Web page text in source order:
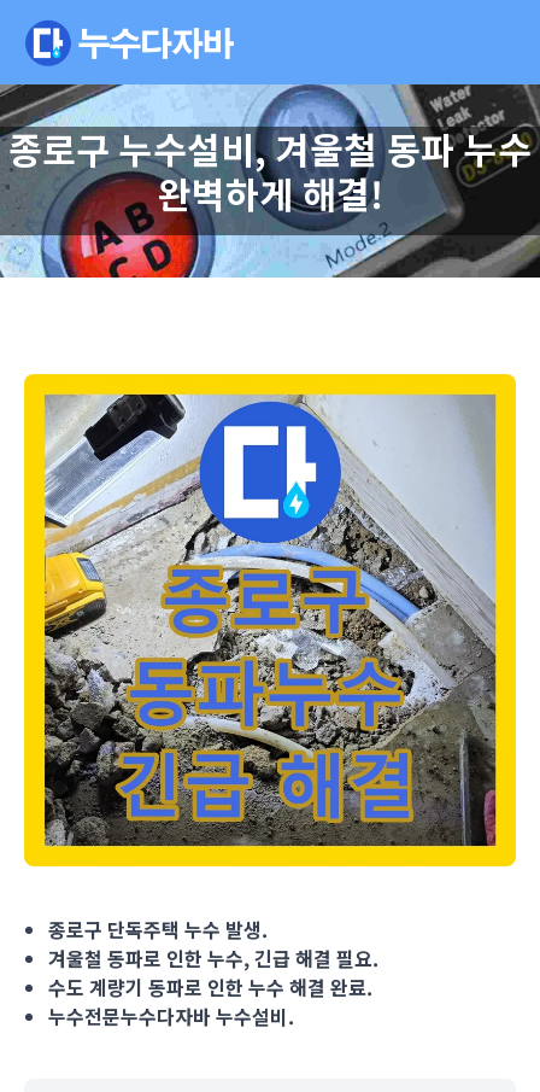
종로구 누수설비, 겨울철 동파 누수
완벽하게 해결!
종로구 단독주택 누수 발생.
겨울철 동파로 인한 누수, 긴급 해결 필요.
수도 계량기 동파로 인한 누수 해결 완료.
누수전문누수다자바 누수설비.